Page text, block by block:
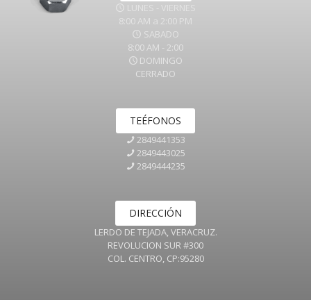
LUNES - VIERNES
8:00 AM a 2:00 PM
SABADO
8:00 AM - 2:00
DOMINGO
CERRADO
TEÉFONOS
2849441353
2849443025
2849444235
DIRECCIÓN
LERDO DE TEJADA, VERACRUZ.
REVOLUCION SUR #300
COL. CENTRO, CP:95280